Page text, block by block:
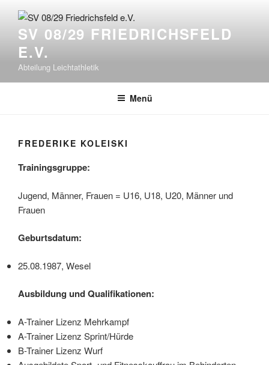
Inhalt
springenSV 08/29 FRIEDRICHSFELD
E.V.
Abteilung Leichtathletik
Menü
FREDERIKE KOLEISKI
Trainingsgruppe:
Jugend, Männer, Frauen = U16, U18, U20, Männer und
Frauen
Geburtsdatum:
25.08.1987, Wesel
Ausbildung und Qualifikationen:
A-Trainer Lizenz Mehrkampf
A-Trainer Lizenz Sprint/Hürde
B-Trainer Lizenz Wurf